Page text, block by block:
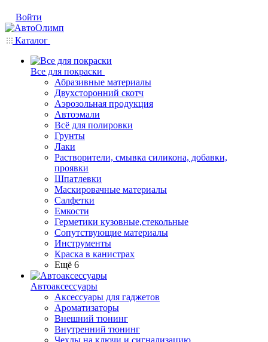
Войти
Каталог
Все для покраски
Абразивные материалы
Двухсторонний скотч
Аэрозольная продукция
Автоэмали
Всё для полировки
Грунты
Лаки
Растворители, смывка силикона, добавки,
проявки
Шпатлевки
Маскировачные материалы
Салфетки
Емкости
Герметики кузовные,стекольные
Сопутствующие материалы
Инструменты
Краска в канистрах
Ещё 6
Автоаксессуары
Аксессуары для гаджетов
Ароматизаторы
Внешний тюнинг
Внутренний тюнинг
Чехлы на ключи и сигнализацию